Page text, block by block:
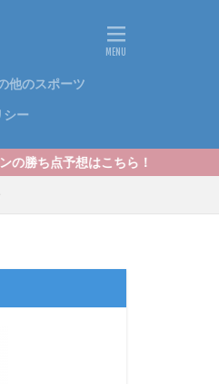
他のスポーツ
シー
ら！